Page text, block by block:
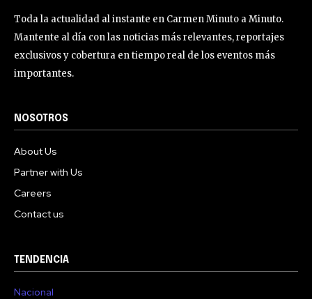
Toda la actualidad al instante en Carmen Minuto a Minuto.
Mantente al día con las noticias más relevantes, reportajes
exclusivos y cobertura en tiempo real de los eventos más
importantes.
NOSOTROS
About Us
Partner with Us
Careers
Contact us
TENDENCIA
Nacional